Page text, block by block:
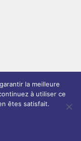
la meilleure
à utiliser ce
êtes satisfait.